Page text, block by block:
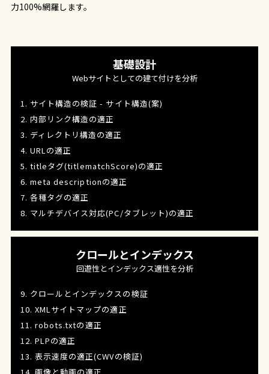
力100%網羅します。
基礎設計
Webサイトとしての建て付けを分析
1. サイト構造の検証 - サイト構造(案)
2. 内部リンク構造の適正
3. ディレクトリ構造の適正
4. URLの適正
5. titleタグ(titlematchScore)の適正
6. meta descriptionの適正
7. 各種タグの適正
8. マルチデバイス対応(PC/タブレット)の適正
クロールとインデックス
回遊性とインデックス適性を分析
9. クロールとインデックスの検証
10. XMLサイトマップの適正
11. robots.txtの適正
12. PLPの適正
13. 表示速度の適正(CWVの検証)
14. 画像と動画の適正